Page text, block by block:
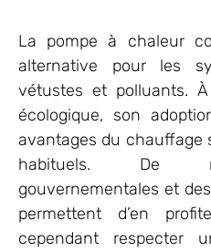
La pompe à chaleur
alternative pour les
vétustes et polluants.
écologique, son
avantages du chauffage
habituels. De
gouvernementales et
permettent d’en
cependant respecter